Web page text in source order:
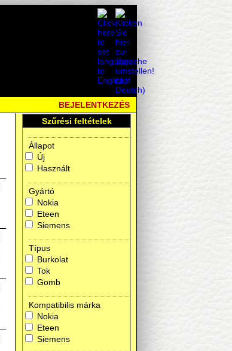
BEJELENTKEZÉS
Szűrési feltételek
Állapot
Új
Használt
Gyártó
Nokia
Eteen
Siemens
Típus
Burkolat
Tok
Gomb
Kompatibilis márka
Nokia
Eteen
Siemens